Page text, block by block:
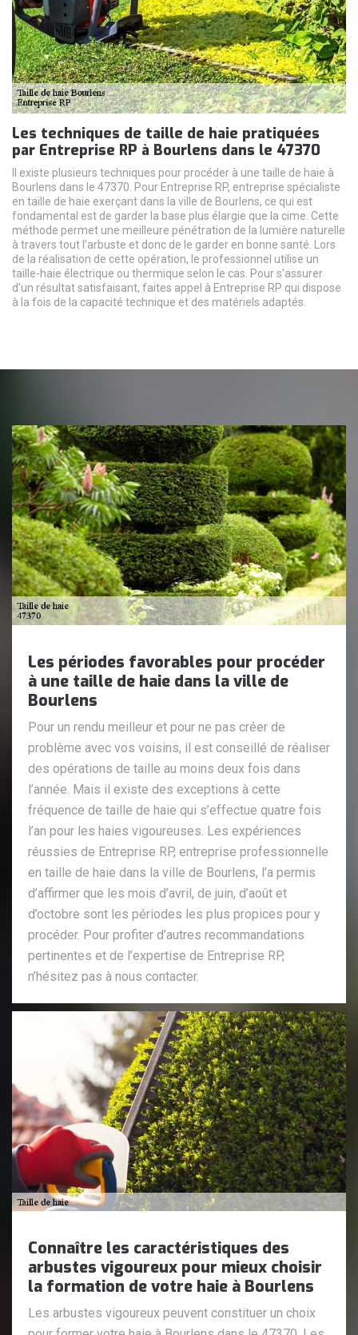
Les techniques de taille de haie pratiquées
par Entreprise RP à Bourlens dans le 47370
Il existe plusieurs techniques pour procéder à une taille de haie à
Bourlens dans le 47370. Pour Entreprise RP, entreprise spécialiste
en taille de haie exerçant dans la ville de Bourlens, ce qui est
fondamental est de garder la base plus élargie que la cime. Cette
méthode permet une meilleure pénétration de la lumière naturelle
à travers tout l’arbuste et donc de le garder en bonne santé. Lors
de la réalisation de cette opération, le professionnel utilise un
taille-haie électrique ou thermique selon le cas. Pour s’assurer
d’un résultat satisfaisant, faites appel à Entreprise RP qui dispose
à la fois de la capacité technique et des matériels adaptés.
Les périodes favorables pour procéder
à une taille de haie dans la ville de
Bourlens
Pour un rendu meilleur et pour ne pas créer de
problème avec vos voisins, il est conseillé de réaliser
des opérations de taille au moins deux fois dans
l’année. Mais il existe des exceptions à cette
fréquence de taille de haie qui s’effectue quatre fois
l’an pour les haies vigoureuses. Les expériences
réussies de Entreprise RP, entreprise professionnelle
en taille de haie dans la ville de Bourlens, l’a permis
d’affirmer que les mois d’avril, de juin, d’août et
d’octobre sont les périodes les plus propices pour y
procéder. Pour profiter d’autres recommandations
pertinentes et de l’expertise de Entreprise RP,
n’hésitez pas à nous contacter.
Connaître les caractéristiques des
arbustes vigoureux pour mieux choisir
la formation de votre haie à Bourlens
Les arbustes vigoureux peuvent constituer un choix